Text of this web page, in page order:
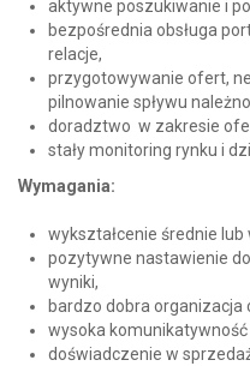
aktywne poszukiwanie i
bezpośrednia obsługa
relacje,
przygotowywanie ofert,
pilnowanie spływu
doradztwo w zakresie
stały monitoring rynku i
Wymagania:
wykształcenie średnie lub
pozytywne nastawienie
wyniki,
bardzo dobra organizacja
wysoka
doświadczenie w